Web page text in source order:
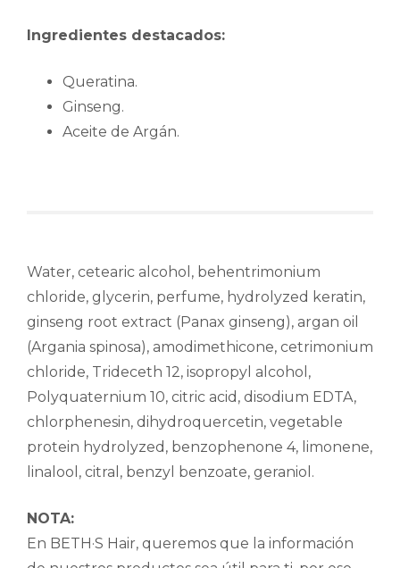
Ingredientes destacados:
Queratina.
Ginseng.
Aceite de Argán.
Water, cetearic alcohol, behentrimonium
chloride, glycerin, perfume, hydrolyzed keratin,
ginseng root extract (Panax ginseng), argan oil
(Argania spinosa), amodimethicone, cetrimonium
chloride, Trideceth 12, isopropyl alcohol,
Polyquaternium 10, citric acid, disodium EDTA,
chlorphenesin, dihydroquercetin, vegetable
protein hydrolyzed, benzophenone 4, limonene,
linalool, citral, benzyl benzoate, geraniol.
NOTA:
En BETH·S Hair, queremos que la información